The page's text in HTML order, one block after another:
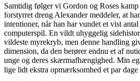
Samtidig følger vi Gordon og Roses
forstyrret dreng Alexander meddeler, at
intentioner, når han har vundet et vist
computerspil. En vildt uhyggelig
vildeste myrekryb, men denne handling
dimension, da den berører endnu et af
unge og deres skærmafhængighed. Min
lige lidt ekstra opmærksomhed et par